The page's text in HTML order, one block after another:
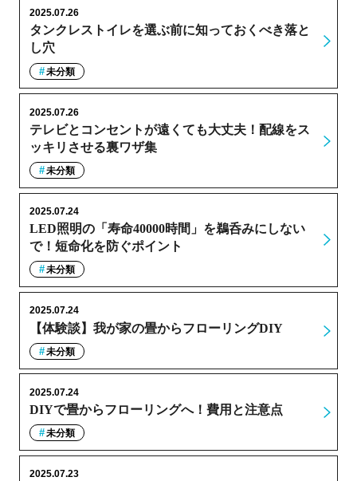
タンクレストイレを選ぶ前に知っておくべき落と
し穴
2025.07.26
未分類
テレビとコンセントが遠くても大丈夫！配線をス
ッキリさせる裏ワザ集
2025.07.26
未分類
LED照明の「寿命40000時間」を鵜呑みにしない
で！短命化を防ぐポイント
2025.07.24
未分類
【体験談】我が家の畳からフローリングDIY
2025.07.24
未分類
DIYで畳からフローリングへ！費用と注意点
2025.07.24
未分類
2025.07.23